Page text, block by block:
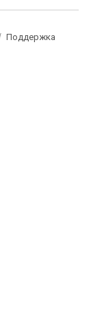
Поддержка